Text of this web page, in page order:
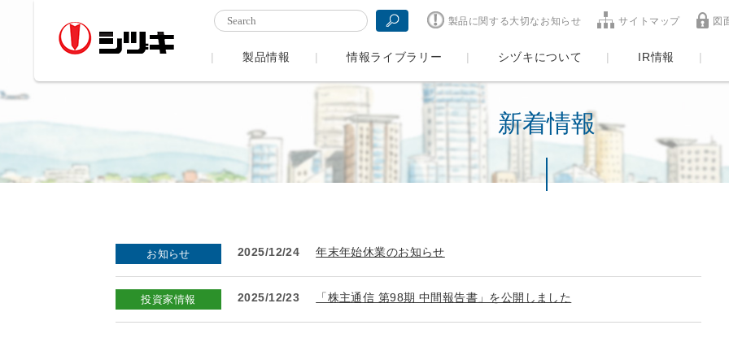
製品情報 情報ライブラリー シヅキについて IR情報
製品に関する大切なお知らせ サイトマップ 図
新着情報
お知らせ 2025/12/24 年末年始休業のお知らせ
投資家情報 2025/12/23 「株主通信 第98期 中間報告書」を公開しました